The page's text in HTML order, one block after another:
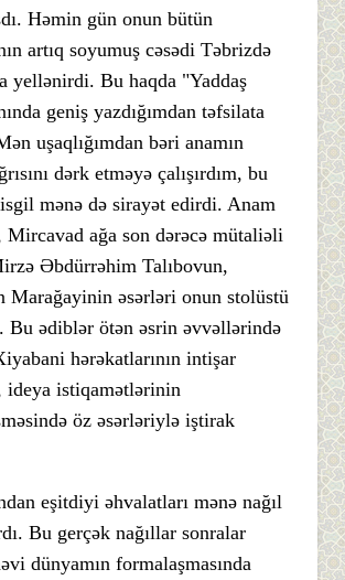
Həmin gün onun bütün
artıq soyumuş cəsədi Təbrizdə
yellənirdi. Bu haqda "Yaddaş
geniş yazdığımdan təfsilata
uşaqlığımdan bəri anamın
dərk etməyə çalışırdım, bu
mənə də sirayət edirdi. Anam
Mircavad ağa son dərəcə mütaliəli
Əbdürrəhim Talıbovun,
Marağayinin əsərləri onun stolüstü
Bu ədiblər ötən əsrin əvvəllərində
hərəkatlarının intişar
ideya istiqamətlərinin
öz əsərləriylə iştirak
eşitdiyi əhvalatları mənə nağıl
Bu gerçək nağıllar sonralar
dünyamın formalaşmasında